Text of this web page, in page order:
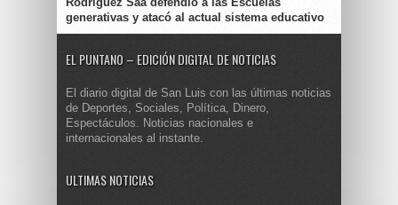
generativas y atacó al actual sistema educativo
EL PUNTANO – EDICIÓN DIGITAL DE NOTICIAS
El diario digital de San Luis con las últimas noticias
de Deportes, Sociales, Política, Dinero,
Espectáculos. Noticias nacionales e
internacionales al instante.
ULTIMAS NOTICIAS